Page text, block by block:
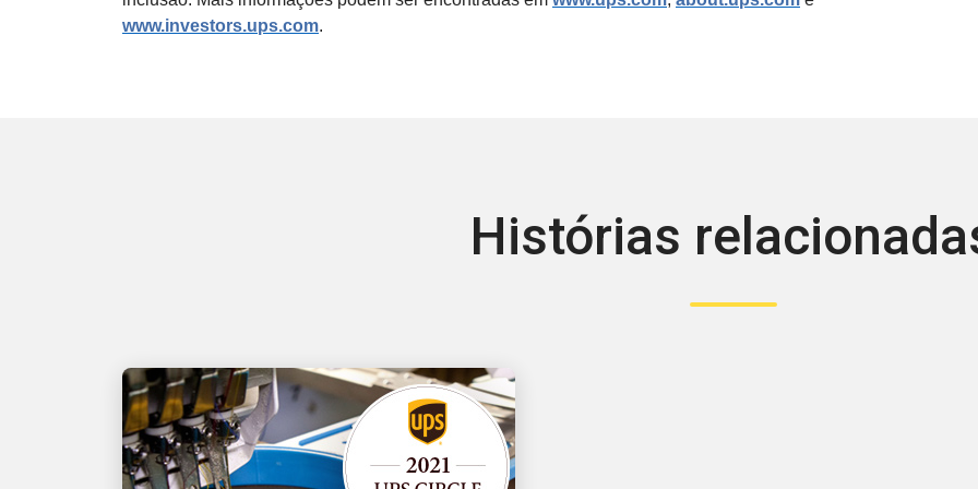
www.investors.ups.com.
Histórias